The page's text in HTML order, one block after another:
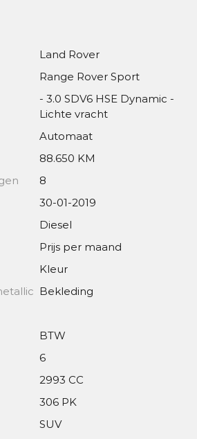
Land Rover
Range Rover Sport
- 3.0 SDV6 HSE Dynamic -
Lichte vracht
Automaat
88.650 KM
8
30-01-2019
Diesel
Prijs per maand
Kleur
Bekleding
BTW
6
2993 CC
306 PK
SUV